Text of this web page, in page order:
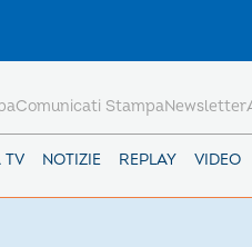
TV NOTIZIE REPLAY VIDEO
Comunicati StampaNewsletter